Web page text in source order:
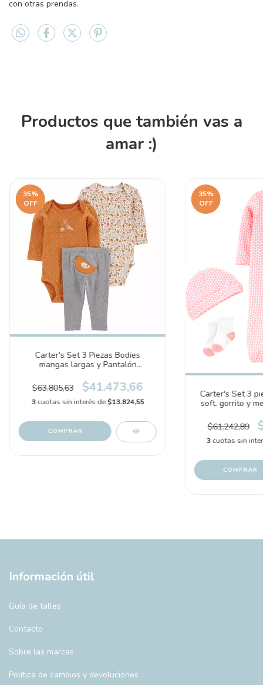
con otras prendas.
Productos que también vas a
amar :)
35%
OFF
Carter's Set 3 Piezas Bodies
mangas largas y Pantalón
$63.805,63
$41.473,66
3 cuotas sin interés de$13.824,55
COMPRAR
35%
OFF
Carter's Set 3
soft. gorrito y
$61.242,89
3cuotas sin
COMPRAR
Información útil
Guía de talles
Contacto
Sobre las marcas
Política de cambios y devoluciones